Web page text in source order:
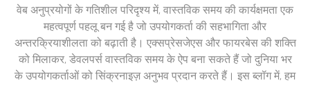
वेब अनुप्रयोगों के गतिशील परिदृश्य में, वास्तविक समय की कार्यक्षमता एक
महत्वपूर्ण पहलू बन गई है जो उपयोगकर्ता की सहभागिता और
अन्तरक्रियाशीलता को बढ़ाती है। एक्सप्रेसजेएस और फायरबेस की शक्ति
को मिलाकर, डेवलपर्स वास्तविक समय के ऐप बना सकते हैं जो दुनिया भर
के उपयोगकर्ताओं को सिंक्रनाइज़ अनुभव प्रदान करते हैं। इस ब्लॉग में, हम